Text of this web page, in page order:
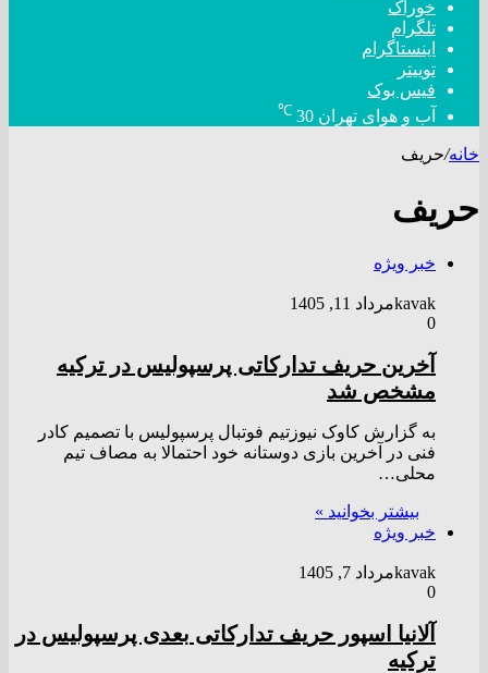
خوراک
تلگرام
اینستاگرام
توییتر
فیس بوک
آب و هوای تهران 30
℃
خانه/حریف
حریف
خبر ویژه
kavakمرداد 11, 1405
0
آخرین حریف تدارکاتی پرسپولیس در ترکیه
مشخص شد
به گزارش کاوک نیوزتیم فوتبال پرسپولیس با تصمیم کادر
فنی در آخرین بازی دوستانه خود احتمالا به مصاف تیم
محلی…
بیشتر بخوانید »
خبر ویژه
kavakمرداد 7, 1405
0
آلانیا اسپور حریف تدارکاتی بعدی پرسپولیس در
ترکیه